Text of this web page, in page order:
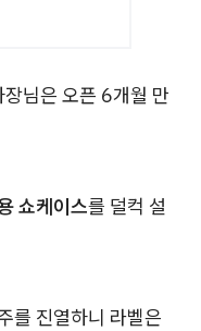
님은 오픈 6개월 만
쇼케이스를 덜컥 설
를 진열하니 라벨은